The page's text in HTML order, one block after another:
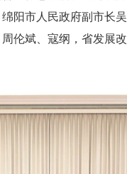
阳市人民政府副市长
伦斌、寇纲，省发展